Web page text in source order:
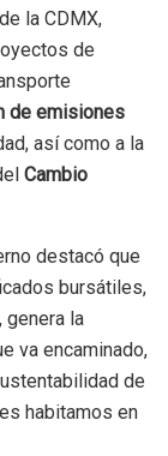
la CDMX,
de
de emisiones
así como a la
Cambio
destacó que
bursátiles,
, genera la
va encaminado,
de
habitamos en